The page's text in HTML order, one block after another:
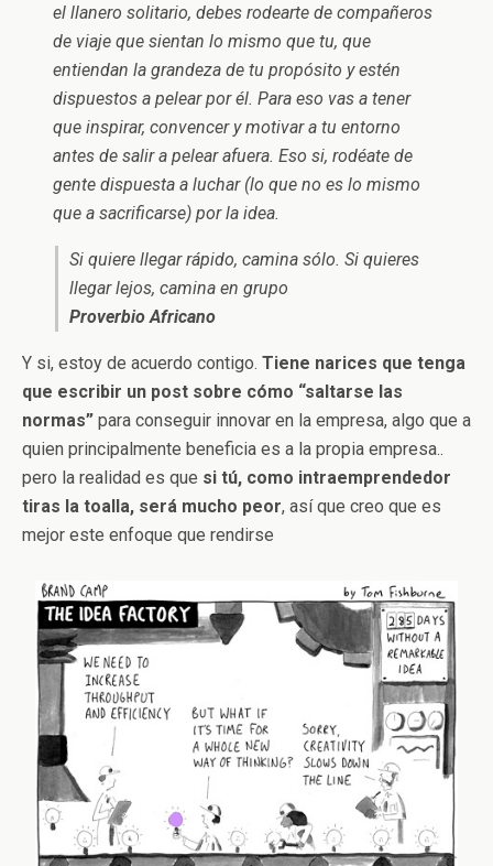
el llanero solitario, debes rodearte de compañeros
de viaje que sientan lo mismo que tu, que
entiendan la grandeza de tu propósito y estén
dispuestos a pelear por él. Para eso vas a tener
que inspirar, convencer y motivar a tu entorno
antes de salir a pelear afuera. Eso si, rodéate de
gente dispuesta a luchar (lo que no es lo mismo
que a sacrificarse) por la idea.
Si quiere llegar rápido, camina sólo. Si quieres
llegar lejos, camina en grupo
Proverbio Africano
Y si, estoy de acuerdo contigo. Tiene narices que tenga
que escribir un post sobre cómo “saltarse las
normas” para conseguir innovar en la empresa, algo que a
quien principalmente beneficia es a la propia empresa..
pero la realidad es que si tú, como intraemprendedor
tiras la toalla, será mucho peor, así que creo que es
mejor este enfoque que rendirse